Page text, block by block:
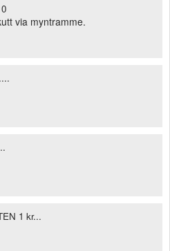
via myntramme.
1 kr...